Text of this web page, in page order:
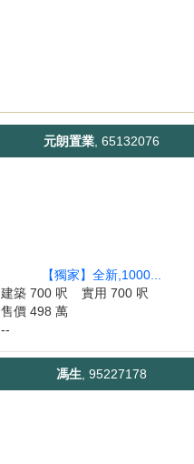
元朗置業, 65132076
【獨家】全新,1000...
建築 700 呎
實用 700 呎
售價 498 萬
--
馮生 , 95227178